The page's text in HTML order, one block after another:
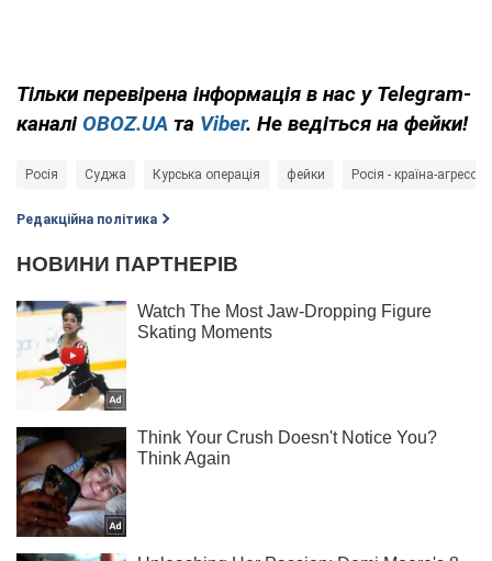
Тільки перевірена інформація в нас у Telegram-
каналі OBOZ.UA та Viber. Не ведіться на фейки!
Росія Суджа Курська операція фейки Росія - країна-агресор
Редакційна політика